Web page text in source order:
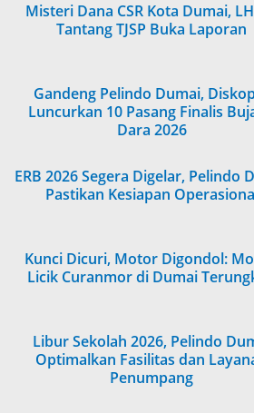
Misteri Dana CSR Kota Dumai,
Tantang TJSP Buka Laporan
Gandeng Pelindo Dumai,
Luncurkan 10 Pasang Finalis
Dara 2026
ERB 2026 Segera Digelar, Pelindo
Pastikan Kesiapan
Kunci Dicuri, Motor Digondol:
Licik Curanmor di Dumai
Libur Sekolah 2026, Pelindo
Optimalkan Fasilitas dan
Penumpang